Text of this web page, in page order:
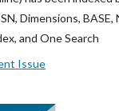
Dimensions,
and One Search
Issue